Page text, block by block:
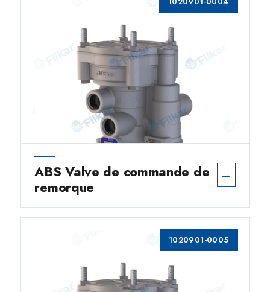
ABS Valve de commande de
remorque
→
1020901-0005